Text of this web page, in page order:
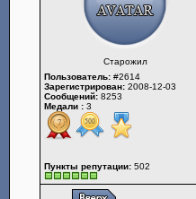
Старожил
Пользователь: #2614
Зарегистрирован: 2008-12-03
Сообщений: 8253
Медали : 3
Пункты репутации: 502